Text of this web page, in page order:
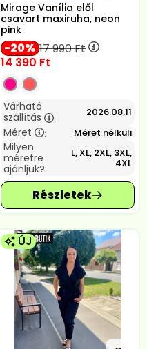
Mirage Vanília elől
csavart maxiruha, neon
pink
20 17 990Ft
14 390 Ft
Várható
szállítás
: 2026.08.11
Méret : Méret nélküli
Milyen
méretre
ajánljuk?:
L, XL, 2XL, 3XL,
4XL
ÚJ